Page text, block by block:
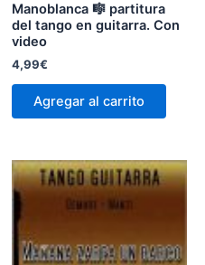
Manoblanca 🎼 partitura
del tango en guitarra. Con
video
4,99€
Agregar al carrito